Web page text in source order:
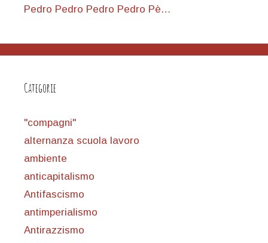
Pedro Pedro Pedro Pedro Pè…
Categorie
"compagni"
alternanza scuola lavoro
ambiente
anticapitalismo
Antifascismo
antimperialismo
Antirazzismo